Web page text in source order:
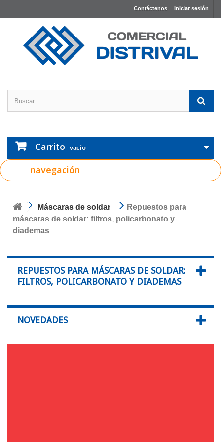
Iniciar sesión
Contáctenos
Carrito vacío
navegación
Máscaras de soldar
Repuestos para
máscaras de soldar: filtros, policarbonato y
diademas
REPUESTOS PARA MÁSCARAS DE SOLDAR:
FILTROS, POLICARBONATO Y DIADEMAS
NOVEDADES